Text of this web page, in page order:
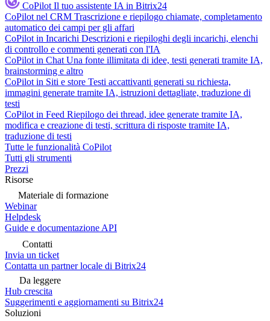
CoPilot Il tuo assistente IA in Bitrix24
CoPilot nel CRM Trascrizione e riepilogo chiamate, completamento
automatico dei campi per gli affari
CoPilot in Incarichi Descrizioni e riepiloghi degli incarichi, elenchi
di controllo e commenti generati con l'IA
CoPilot in Chat Una fonte illimitata di idee, testi generati tramite IA,
brainstorming e altro
CoPilot in Siti e store Testi accattivanti generati su richiesta,
immagini generate tramite IA, istruzioni dettagliate, traduzione di
testi
CoPilot in Feed Riepilogo dei thread, idee generate tramite IA,
modifica e creazione di testi, scrittura di risposte tramite IA,
traduzione di testi
Tutte le funzionalità CoPilot
Tutti gli strumenti
Prezzi
Risorse
Materiale di formazione
Webinar
Helpdesk
Guide e documentazione API
Contatti
Invia un ticket
Contatta un partner locale di Bitrix24
Da leggere
Hub crescita
Suggerimenti e aggiornamenti su Bitrix24
Soluzioni